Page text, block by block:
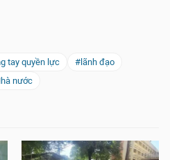
tay quyền lực
#lãnh đạo
nước